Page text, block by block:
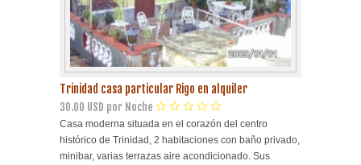
Trinidad casa particular Rigo en alquiler
30.00 USD por Noche
Casa moderna situada en el corazón del centro
histórico de Trinidad, 2 habitaciones con baño privado,
minibar, varias terrazas aire acondicionado. Sus